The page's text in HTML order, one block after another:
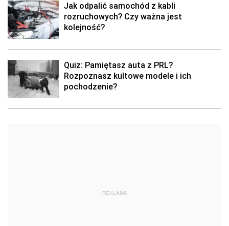
Jak odpalić samochód z kabli
rozruchowych? Czy ważna jest
kolejność?
Quiz: Pamiętasz auta z PRL?
Rozpoznasz kultowe modele i ich
pochodzenie?
REKLAMA